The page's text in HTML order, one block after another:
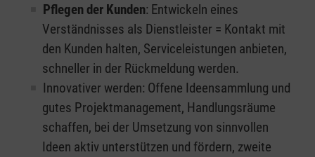
Pflegen der Kunden: Entwickeln eines
Verständnisses als Dienstleister = Kontakt mit
den Kunden halten, Serviceleistungen anbieten,
schneller in der Rückmeldung werden.
Innovativer werden: Offene Ideensammlung und
gutes Projektmanagement, Handlungsräume
schaffen, bei der Umsetzung von sinnvollen
Ideen aktiv unterstützen und fördern, zweite